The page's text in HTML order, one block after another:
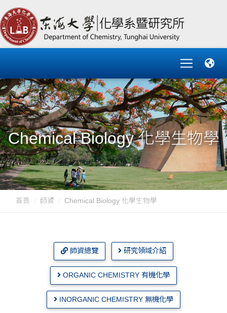
Chemical Biology 化學生物學
首頁 師資 Chemical Biology 化學生物學
師資總覽 研究領域介紹
ORGANIC CHEMISTRY 有機化學
INORGANIC CHEMISTRY 無機化學